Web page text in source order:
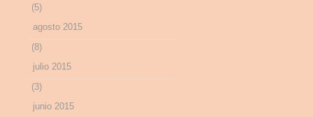
(5)
agosto 2015
(8)
julio 2015
(3)
junio 2015